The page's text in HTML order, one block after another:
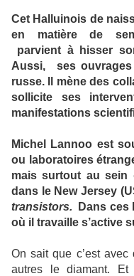
Cet Halluinois de
en matière de
parvient à hisser
Aussi,
ses
russe. Il mène des
sollicite ses
manifestations
Michel Lannoo est
ou laboratoires
mais surtout au sein
dans le New Jersey
transistors.
Dans ces
où il travaille s’active
On sait que c’est avec
autres le diamant. Et